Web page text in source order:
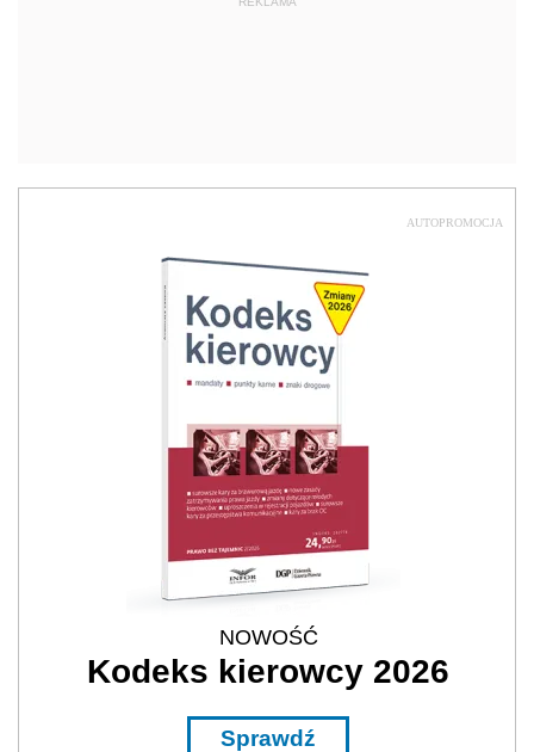
AUTOPROMOCJA
NOWOŚĆ
Kodeks kierowcy 2026
Sprawdź